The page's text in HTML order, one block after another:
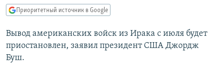
главной
навигации
Вернутся
поиску
IDEL.РЕАЛИИ
КАВКАЗ.РЕАЛИИ
СЕВЕР.РЕАЛИИ
Приоритетный источник в Google
Вывод американских войск из Ирака с июля будет
приостановлен, заявил президент США Джордж
Буш.